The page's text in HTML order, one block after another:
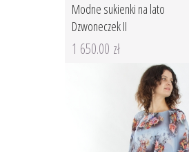
Modne sukienki na lato
Dzwoneczek II
1 650.00 zł